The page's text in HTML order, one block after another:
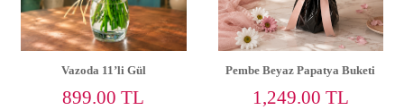
Vazoda 11’li Gül
899.00 TL
Pembe Beyaz Papatya Buketi
1,249.00 TL